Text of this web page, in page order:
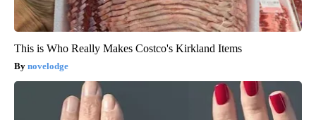
This is Who Really Makes Costco's Kirkland Items
novelodge